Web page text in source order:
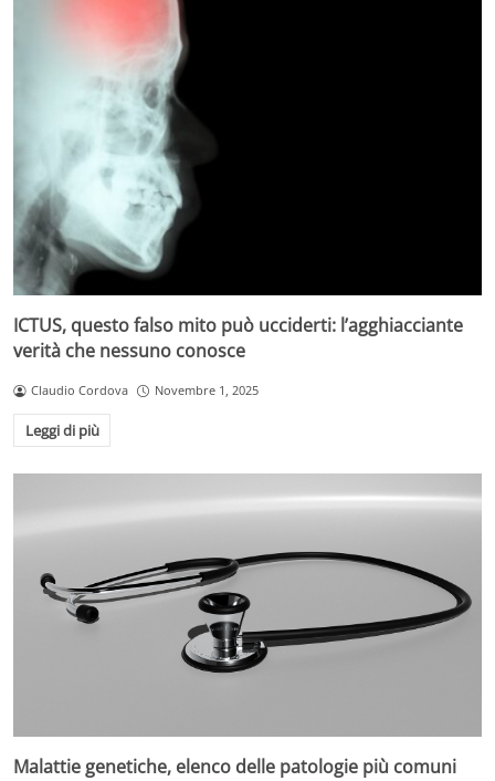
ICTUS, questo falso mito può ucciderti: l’agghiacciante
verità che nessuno conosce
Claudio Cordova Novembre 1, 2025
Leggi di più
Malattie genetiche, elenco delle patologie più comuni